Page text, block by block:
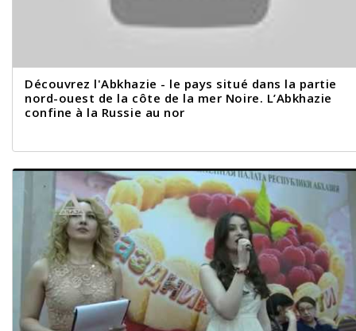
Découvrez l'Abkhazie - le pays situé dans la partie
nord-ouest de la côte de la mer Noire. L’Abkhazie
confine à la Russie au nor